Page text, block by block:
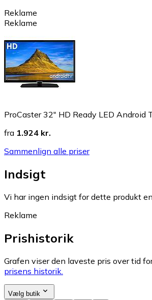
Reklame
Reklame
ProCaster 32" HD Ready LED Android
fra 1.924 kr.
Sammenlign alle priser
Indsigt
Vi har ingen indsigt for dette produkt
Reklame
Prishistorik
Grafen viser den laveste pris over tid
prisens historik.
Vælg butik